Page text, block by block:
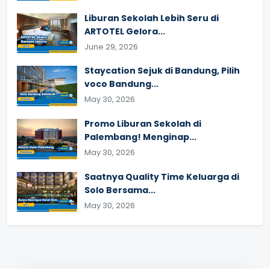
Liburan Sekolah Lebih Seru di
ARTOTEL Gelora...
June 29, 2026
Staycation Sejuk di Bandung, Pilih
voco Bandung...
May 30, 2026
Promo Liburan Sekolah di
Palembang! Menginap...
May 30, 2026
Saatnya Quality Time Keluarga di
Solo Bersama...
May 30, 2026